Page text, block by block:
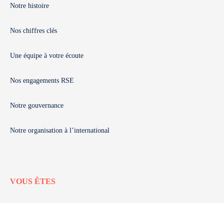
Notre histoire
Nos chiffres clés
Une équipe à votre écoute
Nos engagements RSE
Notre gouvernance
Notre organisation à l’international
VOUS ÊTES